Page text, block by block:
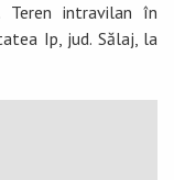
Teren intravilan în
Ip, jud. Sălaj, la